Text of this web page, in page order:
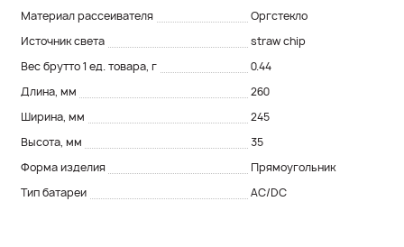
Материал рассеивателя
Оргстекло
Источник света
straw chip
Вес брутто 1 ед. товара, г
0.44
Длина, мм
260
Ширина, мм
245
Высота, мм
35
Форма изделия
Прямоугольник
Тип батареи
AC/DC